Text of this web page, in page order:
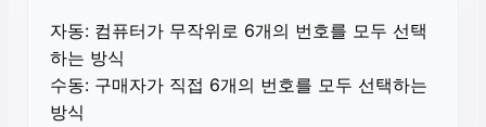
자동: 컴퓨터가 무작위로 6개의 번호를 모두 선택
하는 방식
수동: 구매자가 직접 6개의 번호를 모두 선택하는
방식